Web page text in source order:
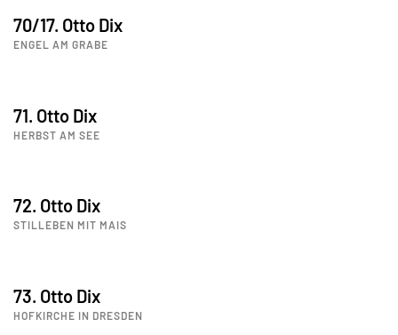
70/17. Otto Dix
ENGEL AM GRABE
71. Otto Dix
HERBST AM SEE
72. Otto Dix
STILLEBEN MIT MAIS
73. Otto Dix
HOFKIRCHE IN DRESDEN